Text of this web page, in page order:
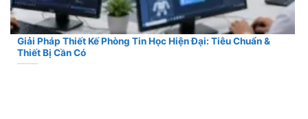
Giải Pháp Thiết Kế Phòng Tin Học Hiện Đại: Tiêu Chuẩn &
Thiết Bị Cần Có